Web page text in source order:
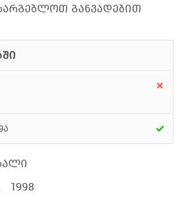
განვადებით
✗
✓
1998